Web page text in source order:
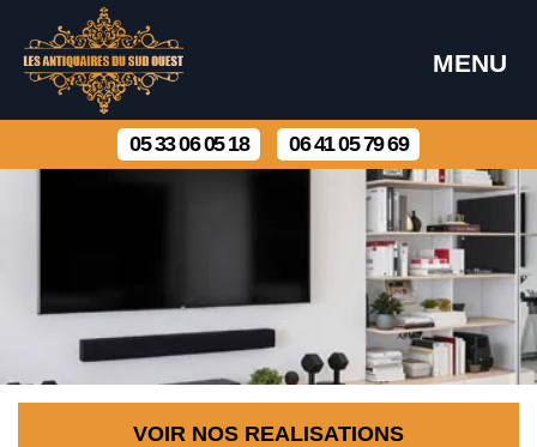
MENU
05 33 06 05 18 06 41 05 79 69
VOIR NOS REALISATIONS